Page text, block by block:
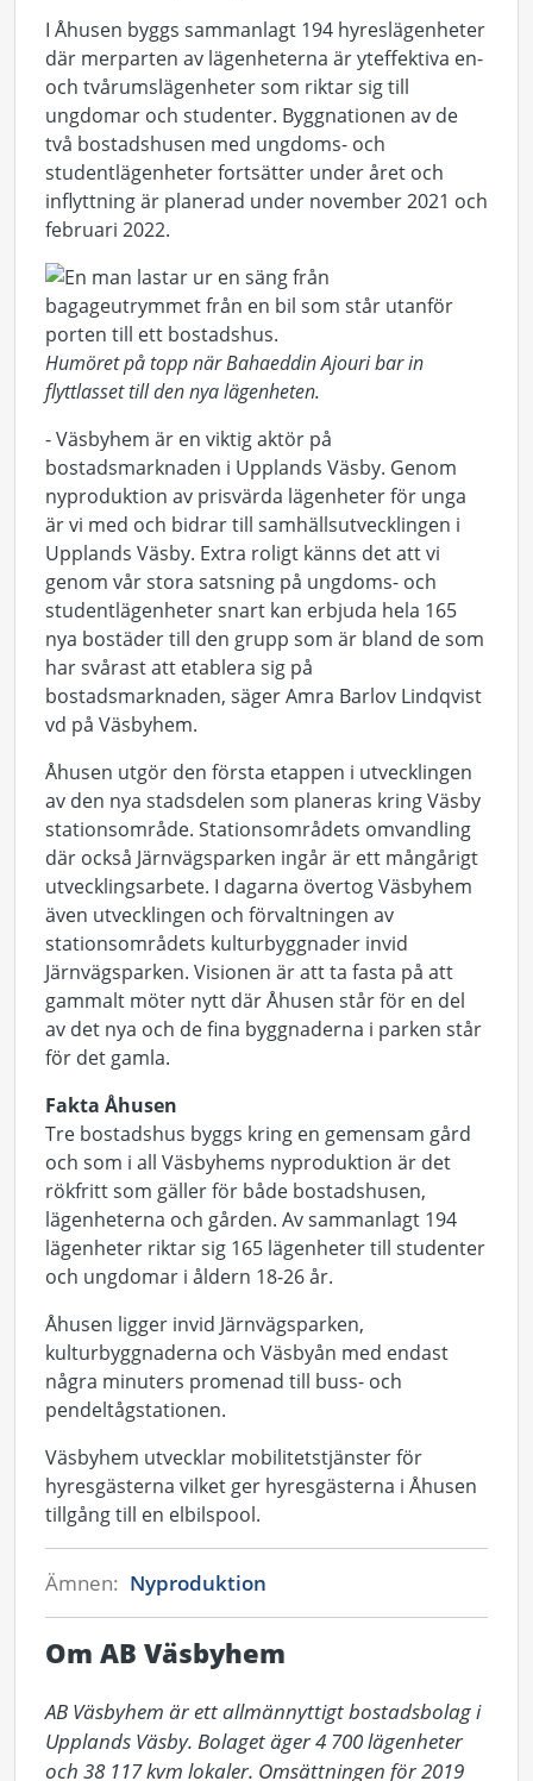
I Åhusen byggs sammanlagt 194 hyreslägenheter
där merparten av lägenheterna är yteffektiva en-
och tvårumslägenheter som riktar sig till
ungdomar och studenter. Byggnationen av de
två bostadshusen med ungdoms- och
studentlägenheter fortsätter under året och
inflyttning är planerad under november 2021 och
februari 2022.
Humöret på topp när Bahaeddin Ajouri bar in
flyttlasset till den nya lägenheten.
- Väsbyhem är en viktig aktör på
bostadsmarknaden i Upplands Väsby. Genom
nyproduktion av prisvärda lägenheter för unga
är vi med och bidrar till samhällsutvecklingen i
Upplands Väsby. Extra roligt känns det att vi
genom vår stora satsning på ungdoms- och
studentlägenheter snart kan erbjuda hela 165
nya bostäder till den grupp som är bland de som
har svårast att etablera sig på
bostadsmarknaden, säger Amra Barlov Lindqvist
vd på Väsbyhem.
Åhusen utgör den första etappen i utvecklingen
av den nya stadsdelen som planeras kring Väsby
stationsområde. Stationsområdets omvandling
där också Järnvägsparken ingår är ett mångårigt
utvecklingsarbete. I dagarna övertog Väsbyhem
även utvecklingen och förvaltningen av
stationsområdets kulturbyggnader invid
Järnvägsparken. Visionen är att ta fasta på att
gammalt möter nytt där Åhusen står för en del
av det nya och de fina byggnaderna i parken står
för det gamla.
Fakta Åhusen
Tre bostadshus byggs kring en gemensam gård
och som i all Väsbyhems nyproduktion är det
rökfritt som gäller för både bostadshusen,
lägenheterna och gården. Av sammanlagt 194
lägenheter riktar sig 165 lägenheter till studenter
och ungdomar i åldern 18-26 år.
Åhusen ligger invid Järnvägsparken,
kulturbyggnaderna och Väsbyån med endast
några minuters promenad till buss- och
pendeltågstationen.
Väsbyhem utvecklar mobilitetstjänster för
hyresgästerna vilket ger hyresgästerna i Åhusen
tillgång till en elbilspool.
Ämnen: Nyproduktion
Om AB Väsbyhem
AB Väsbyhem är ett allmännyttigt bostadsbolag i
Upplands Väsby. Bolaget äger 4 700 lägenheter
och 38 117 kvm lokaler. Omsättningen för 2019